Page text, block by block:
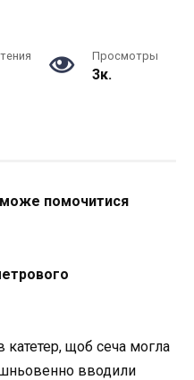
Просмотры
3к.
може помочитися
щоб сеча могла
вводили